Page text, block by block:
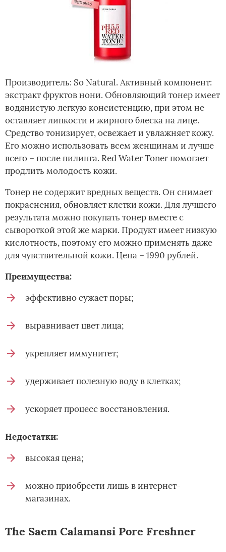
Производитель: So Natural. Активный компонент:
экстракт фруктов нони. Обновляющий тонер имеет
водянистую легкую консистенцию, при этом не
оставляет липкости и жирного блеска на лице.
Средство тонизирует, освежает и увлажняет кожу.
Его можно использовать всем женщинам и лучше
всего – после пилинга. Red Water Toner помогает
продлить молодость кожи.
Тонер не содержит вредных веществ. Он снимает
покраснения, обновляет клетки кожи. Для лучшего
результата можно покупать тонер вместе с
сывороткой этой же марки. Продукт имеет низкую
кислотность, поэтому его можно применять даже
для чувствительной кожи. Цена – 1990 рублей.
Преимущества:
эффективно сужает поры;
выравнивает цвет лица;
укрепляет иммунитет;
удерживает полезную воду в клетках;
ускоряет процесс восстановления.
Недостатки:
высокая цена;
можно приобрести лишь в интернет-
магазинах.
The Saem Calamansi Pore Freshner